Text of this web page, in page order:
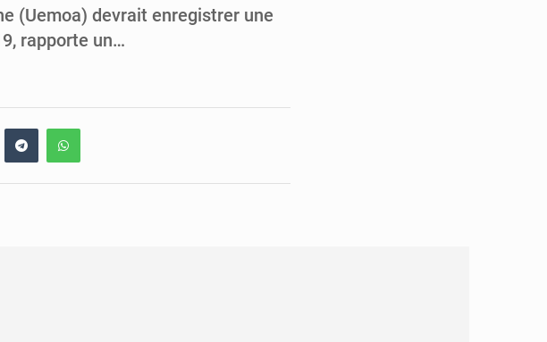
(Uemoa) devrait enregistrer une
rapporte un…